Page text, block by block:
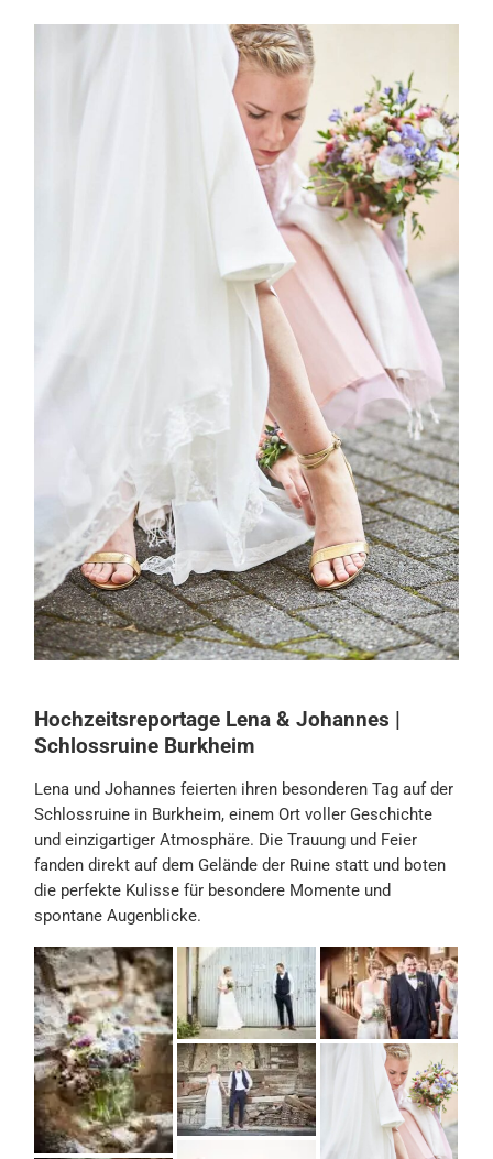
Hochzeitsreportage Lena & Johannes |
Schlossruine Burkheim
Lena und Johannes feierten ihren besonderen Tag auf der
Schlossruine in Burkheim, einem Ort voller Geschichte
und einzigartiger Atmosphäre. Die Trauung und Feier
fanden direkt auf dem Gelände der Ruine statt und boten
die perfekte Kulisse für besondere Momente und
spontane Augenblicke.